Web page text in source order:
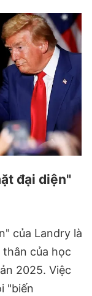
đại diện"
của Landry là
của học
2025. Việc
"biến